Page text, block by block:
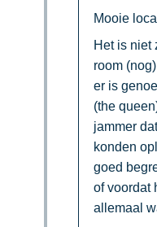
Mooie
Het is niet
room
er is
(the
jammer
konden
goed
of voordat
allemaal